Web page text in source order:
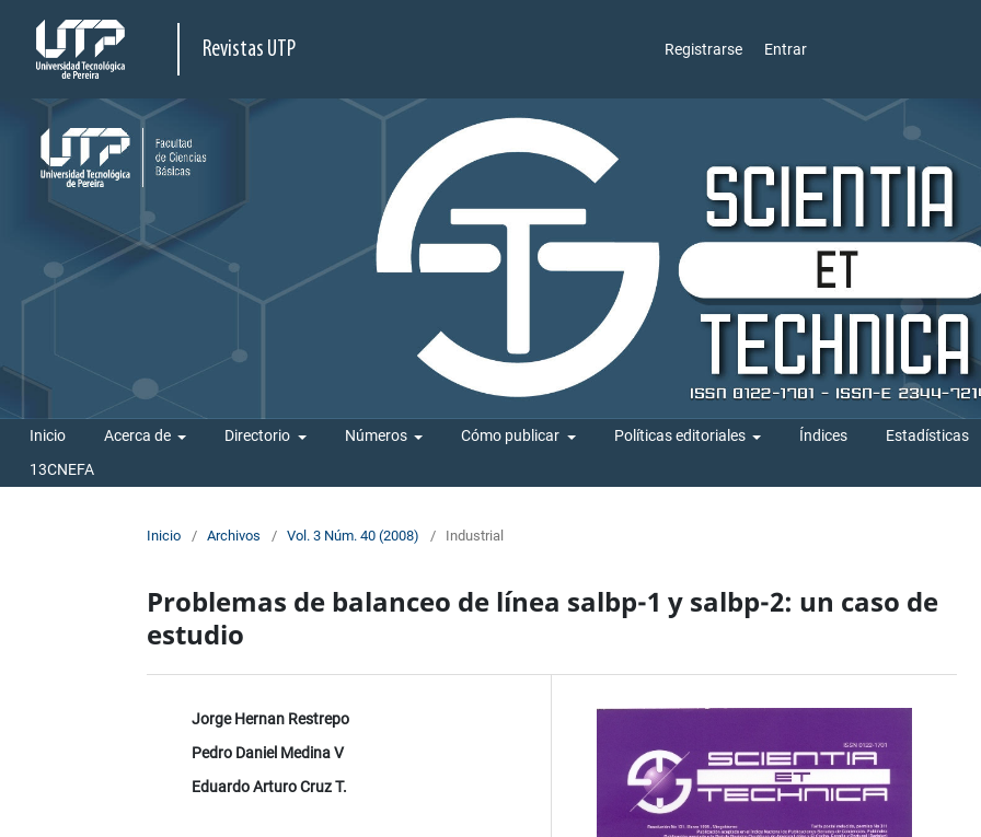
Revistas UTP Registrarse Entrar
Inicio Acerca de Directorio Números Cómo publicar Políticas editoriales Índices Estadísticas
13CNEFA
Inicio / Archivos / Vol. 3 Núm. 40 (2008) / Industrial
Problemas de balanceo de línea salbp-1 y salbp-2: un caso de
estudio
Jorge Hernan Restrepo
Pedro Daniel Medina V
Eduardo Arturo Cruz T.